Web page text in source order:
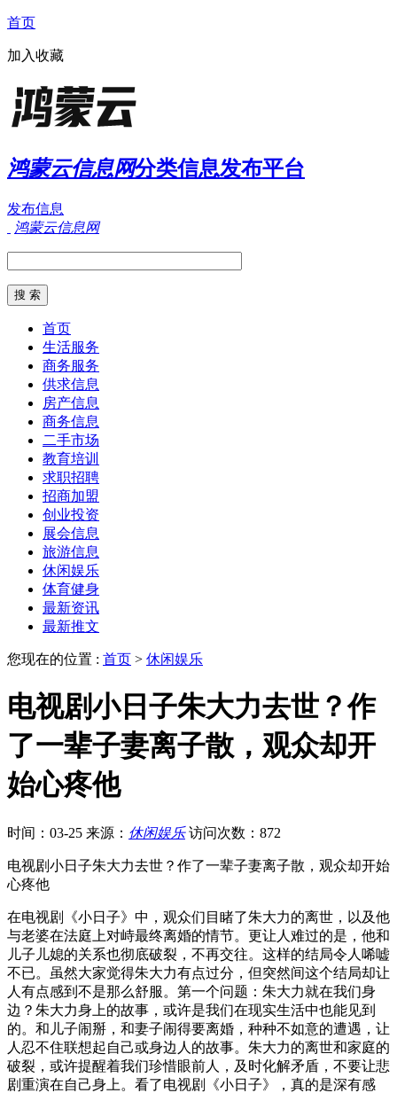
首页
加入收藏
鸿蒙云信息网分类信息发布平台
发布信息
鸿蒙云信息网
首页
生活服务
商务服务
供求信息
房产信息
商务信息
二手市场
教育培训
求职招聘
招商加盟
创业投资
展会信息
旅游信息
休闲娱乐
体育健身
最新资讯
最新推文
您现在的位置 : 首页 > 休闲娱乐
电视剧小日子朱大力去世？作
了一辈子妻离子散，观众却开
始心疼他
时间：03-25 来源： 休闲娱乐 访问次数：872
电视剧小日子朱大力去世？作了一辈子妻离子散，观众却开始
心疼他
在电视剧《小日子》中，观众们目睹了朱大力的离世，以及他
与老婆在法庭上对峙最终离婚的情节。更让人难过的是，他和
儿子儿媳的关系也彻底破裂，不再交往。这样的结局令人唏嘘
不已。虽然大家觉得朱大力有点过分，但突然间这个结局却让
人有点感到不是那么舒服。第一个问题：朱大力就在我们身
边？朱大力身上的故事，或许是我们在现实生活中也能见到
的。和儿子闹掰，和妻子闹得要离婚，种种不如意的遭遇，让
人忍不住联想起自己或身边人的故事。朱大力的离世和家庭的
破裂，或许提醒着我们珍惜眼前人，及时化解矛盾，不要让悲
剧重演在自己身上。看了电视剧《小日子》，真的是深有感